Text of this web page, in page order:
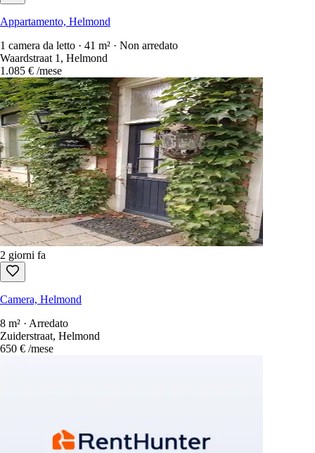
Appartamento, Helmond
1 camera da letto · 41 m² · Non arredato
Waardstraat 1, Helmond
1.085 € /mese
2 giorni fa
Camera, Helmond
8 m² · Arredato
Zuiderstraat, Helmond
650 € /mese